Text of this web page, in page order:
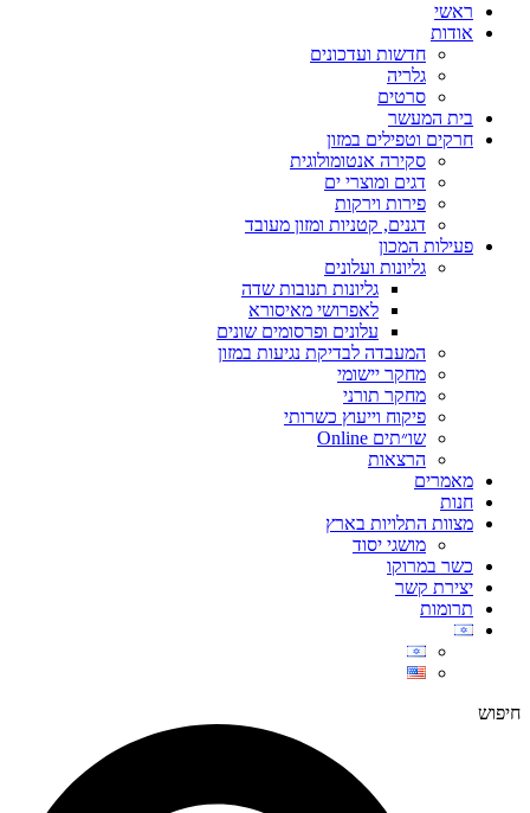
ראשי
אודות
חדשות ועדכונים
גלריה
סרטים
בית המעשר
חרקים וטפילים במזון
סקירה אנטומולוגית
דגים ומוצרי ים
פירות וירקות
דגנים, קטניות ומזון מעובד
פעילות המכון
גליונות ועלונים
גליונות תנובות שדה
לאפרושי מאיסורא
עלונים ופרסומים שונים
המעבדה לבדיקת נגיעות במזון
מחקר יישומי
מחקר תורני
פיקוח וייעוץ כשרותי
שו״תים Online
הרצאות
מאמרים
חנות
מצוות התלויות בארץ
מושגי יסוד
כשר במרוקו
יצירת קשר
תרומות
חיפוש